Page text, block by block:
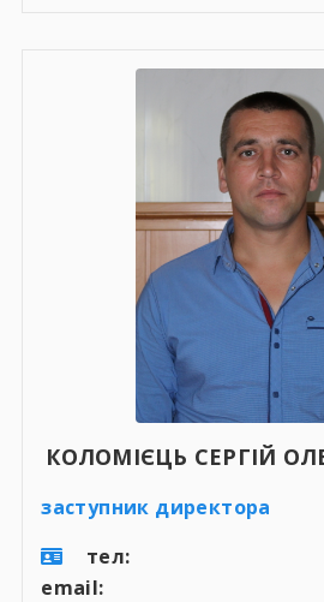
КОЛОМІЄЦЬ СЕРГІЙ
заступник директора
тел:
email: